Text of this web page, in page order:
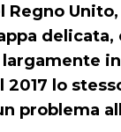
Regno
lo
problema